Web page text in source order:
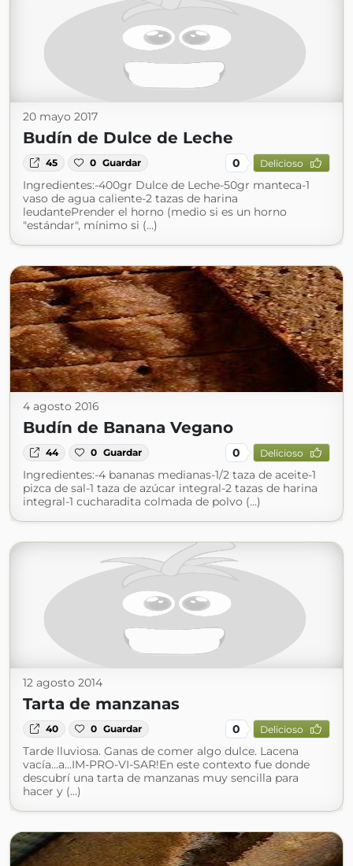
20 mayo 2017
Budín de Dulce de Leche
45 0 Guardar 0 Delicioso
Ingredientes:-400gr Dulce de Leche-50gr manteca-1
vaso de agua caliente-2 tazas de harina
leudantePrender el horno (medio si es un horno
"estándar", mínimo si (...)
4 agosto 2016
Budín de Banana Vegano
44 0 Guardar 0 Delicioso
Ingredientes:-4 bananas medianas-1/2 taza de aceite-1
pizca de sal-1 taza de azúcar integral-2 tazas de harina
integral-1 cucharadita colmada de polvo (...)
12 agosto 2014
Tarta de manzanas
40 0 Guardar 0 Delicioso
Tarde lluviosa. Ganas de comer algo dulce. Lacena
vacía...a...IM-PRO-VI-SAR!En este contexto fue donde
descubrí una tarta de manzanas muy sencilla para
hacer y (...)